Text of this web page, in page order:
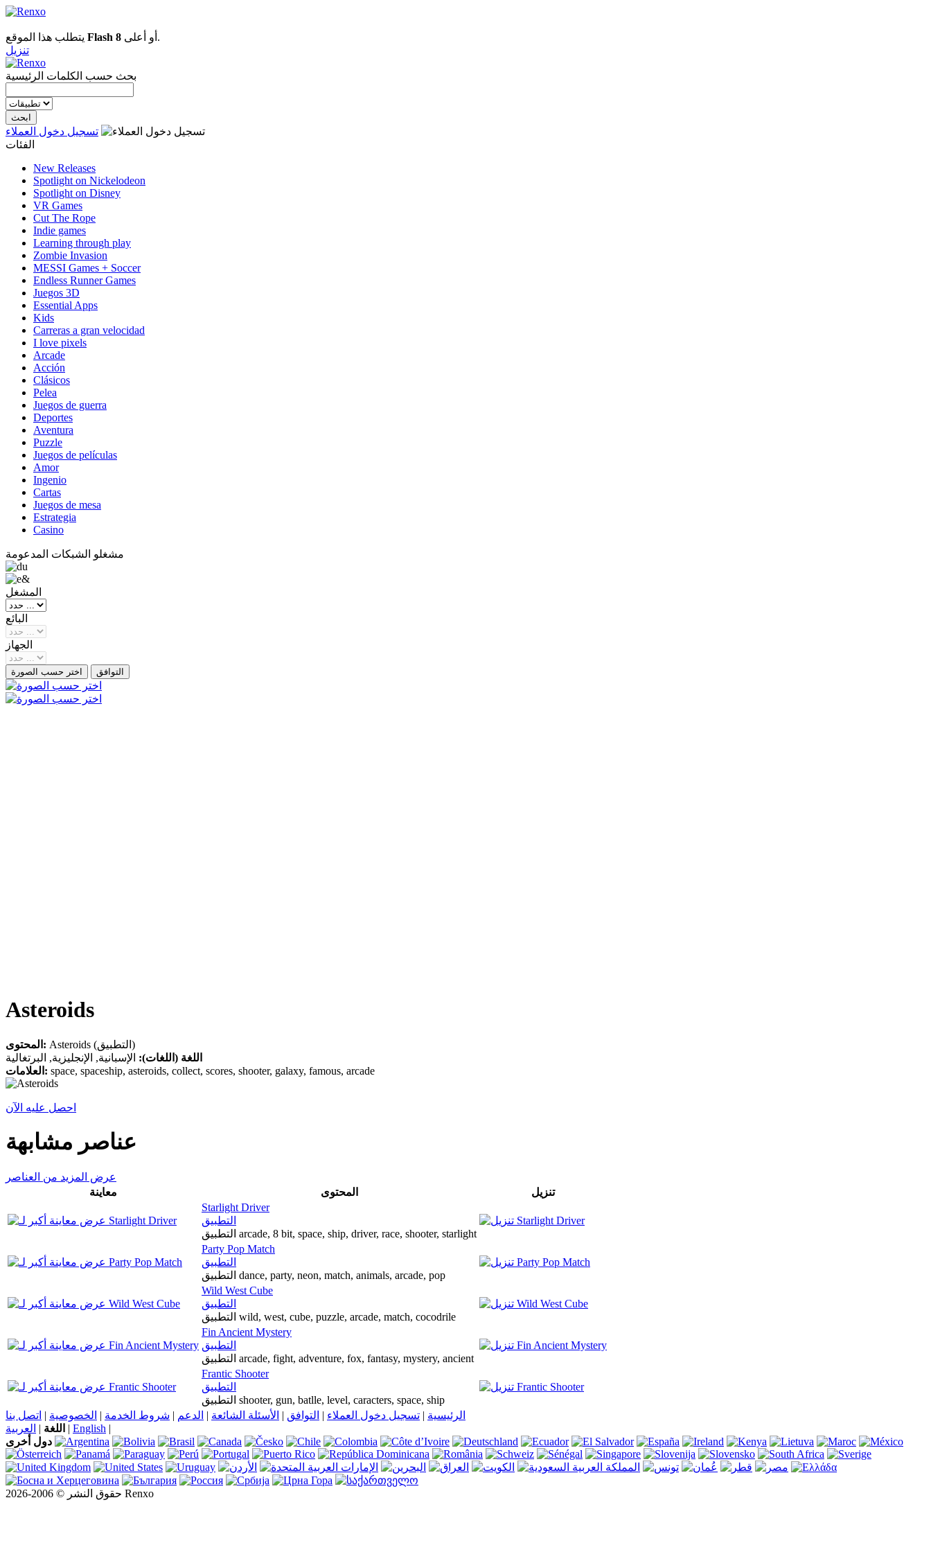
Flash 8
أو أعلى.
تنزيل
بحث حسب الكلمات الرئيسية
تسجيل دخول العملاء
الفئات
New Releases
Spotlight on Nickelodeon
Spotlight on Disney
VR Games
Cut The Rope
Indie games
Learning through play
Zombie Invasion
MESSI Games + Soccer
Endless Runner Games
Juegos 3D
Essential Apps
Kids
Carreras a gran velocidad
I love pixels
Arcade
Acción
Clásicos
Pelea
Juegos de guerra
Deportes
Aventura
Puzzle
Juegos de películas
Amor
Ingenio
Cartas
Juegos de mesa
Estrategia
Casino
مشغلو الشبكات المدعومة
المشغل
البائع
الجهاز
Asteroids
المحتوى:
Asteroids (التطبيق)
اللغة (اللغات): الإسبانية, الإنجليزية, البرتغالية
العلامات: space, spaceship, asteroids, collect, scores, shooter, galaxy, famous, arcade
احصل عليه الآن
عناصر مشابهة
عرض المزيد من العناصر
معاينة
المحتوى
تنزيل
Starlight Driver
التطبيق
التطبيق arcade, 8 bit, space, ship, driver, race, shooter, starlight
Party Pop Match
التطبيق
التطبيق dance, party, neon, match, animals, arcade, pop
Wild West Cube
التطبيق
التطبيق wild, west, cube, puzzle, arcade, match, cocodrile
Fin Ancient Mystery
التطبيق
التطبيق arcade, fight, adventure, fox, fantasy, mystery, ancient
Frantic Shooter
التطبيق
التطبيق shooter, gun, batlle, level, caracters, space, ship
الرئيسية | تسجيل دخول العملاء | التوافق | الأسئلة الشائعة | الدعم | شروط الخدمة | الخصوصية | اتصل بنا
اللغة | العربية | English |
دول أخرى
حقوق النشر © 2006-2026 Renxo